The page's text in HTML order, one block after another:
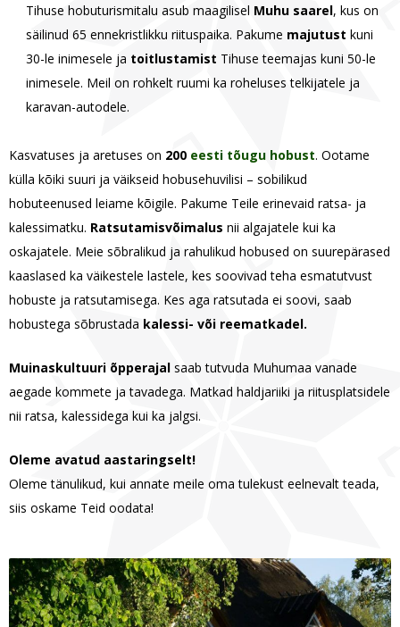
Tihuse hobuturismitalu asub maagilisel Muhu saarel, kus on
säilinud 65 ennekristlikku riituspaika. Pakume majutust kuni
30-le inimesele ja toitlustamist Tihuse teemajas kuni 50-le
inimesele. Meil on rohkelt ruumi ka roheluses telkijatele ja
karavan-autodele.
Kasvatuses ja aretuses on 200 eesti tõugu hobust. Ootame
külla kõiki suuri ja väikseid hobusehuvilisi – sobilikud
hobuteenused leiame kõigile. Pakume Teile erinevaid ratsa- ja
kalessimatku. Ratsutamisvõimalus nii algajatele kui ka
oskajatele. Meie sõbralikud ja rahulikud hobused on suurepärased
kaaslased ka väikestele lastele, kes soovivad teha esmatutvust
hobuste ja ratsutamisega. Kes aga ratsutada ei soovi, saab
hobustega sõbrustada kalessi- või reematkadel.
Muinaskultuuri õpperajal saab tutvuda Muhumaa vanade
aegade kommete ja tavadega. Matkad haldjariiki ja riitusplatsidele
nii ratsa, kalessidega kui ka jalgsi.
Oleme avatud aastaringselt!
Oleme tänulikud, kui annate meile oma tulekust eelnevalt teada,
siis oskame Teid oodata!